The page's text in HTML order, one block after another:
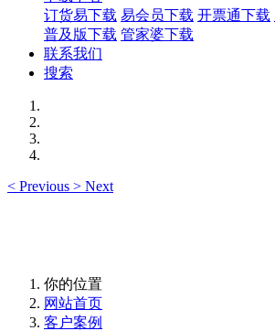
订货易下载 易会员下载 开票通下载
普及版下载 管家婆下载
联系我们
搜索
< Previous > Next
你的位置
网站首页
客户案例